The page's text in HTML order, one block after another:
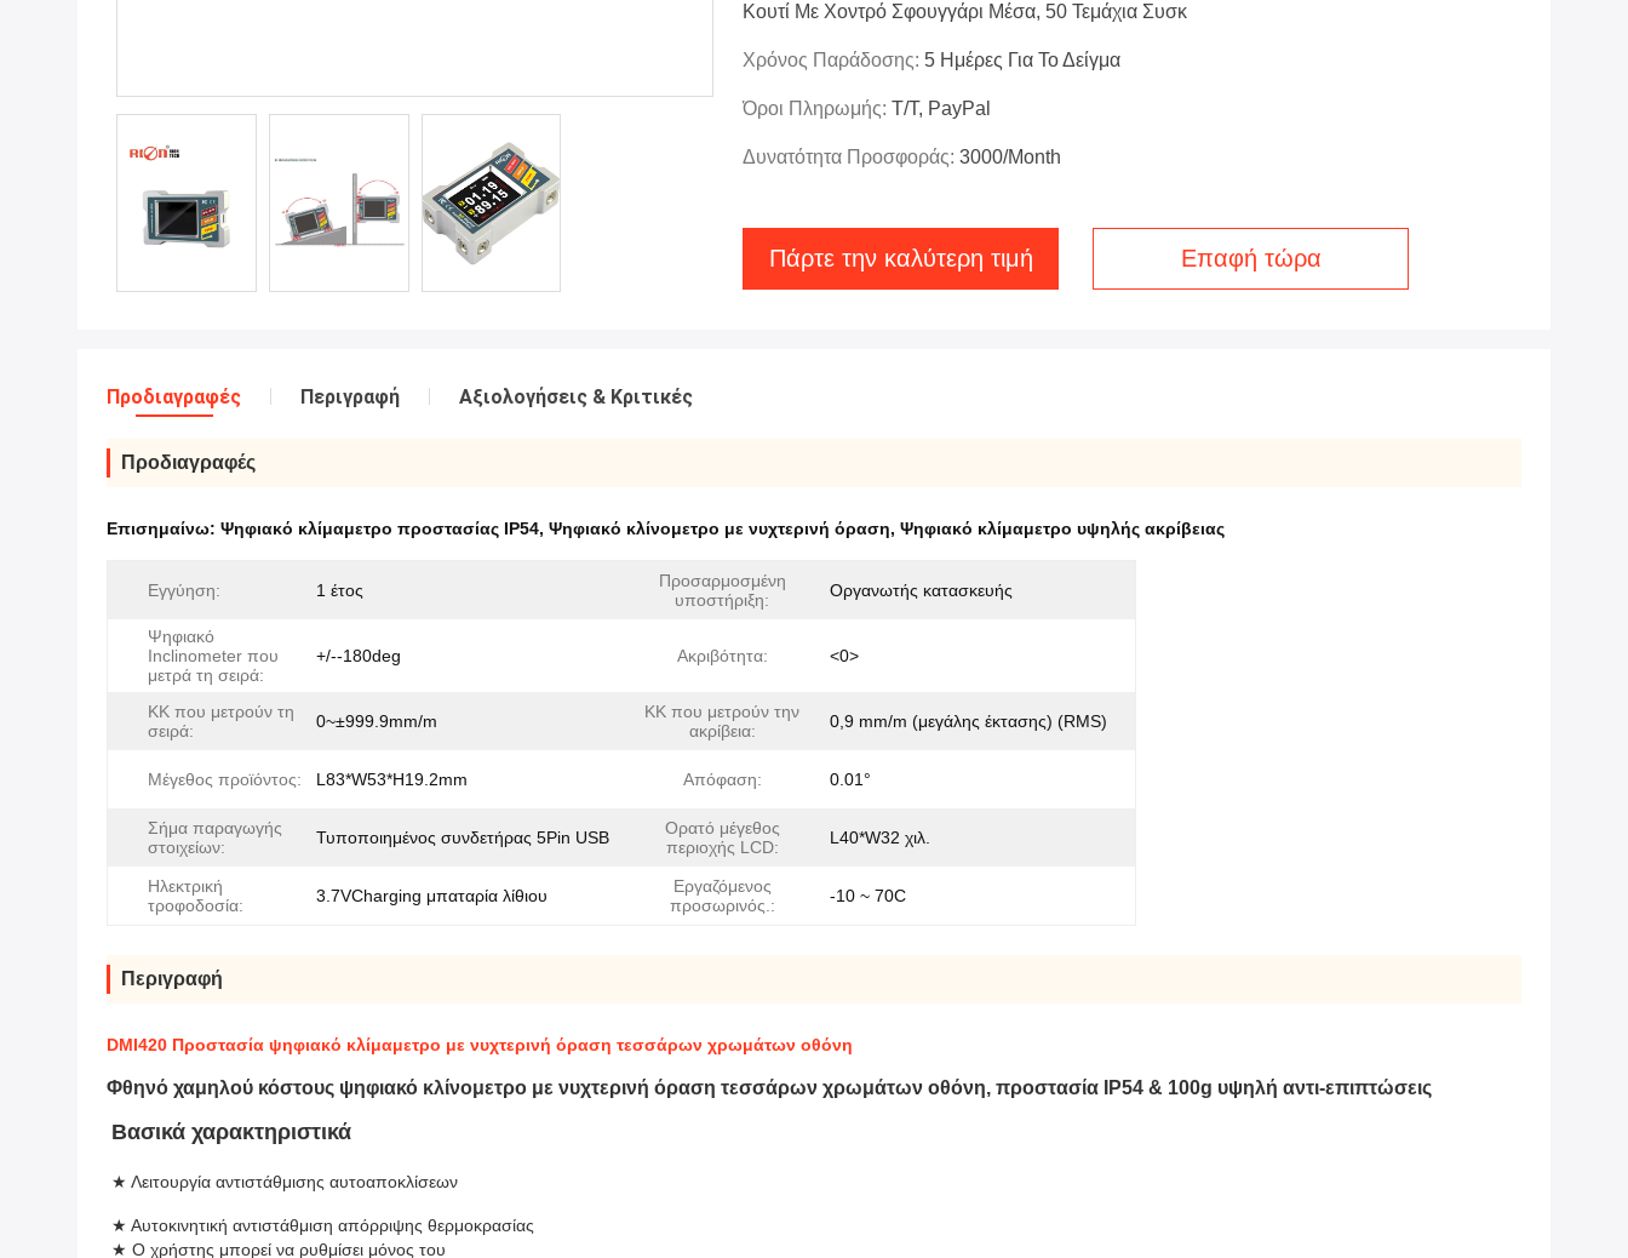
Κουτί Με Χοντρό Σφουγγάρι Μέσα, 50 Τεμάχια Συσκ
Χρόνος Παράδοσης: 5 Ημέρες Για Το Δείγμα
Όροι Πληρωμής: Τ/Τ, PayPal
Δυνατότητα Προσφοράς: 3000/month
Πάρτε την καλύτερη τιμή Επαφή τώρα
Προδιαγραφές Περιγραφή Αξιολογήσεις & Κριτικές
Προδιαγραφές
Επισημαίνω: Ψηφιακό κλίμαμετρο προστασίας IP54, Ψηφιακό κλίνομετρο με νυχτερινή όραση, Ψηφιακό κλίμαμετρο υψηλής ακρίβειας
Εγγύηση: 1 έτος
Προσαρμοσμένη
υποστήριξη:
Οργανωτής κατασκευής
Ψηφιακό
Inclinometer που
μετρά τη σειρά:
+/--180deg Ακριβότητα: <0>
ΚΚ που μετρούν τη
σειρά:
0~±999.9mm/m
ΚΚ που μετρούν την
ακρίβεια:
0,9 mm/m (μεγάλης έκτασης) (RMS)
Μέγεθος προϊόντος: L83*W53*H19.2mm Απόφαση: 0.01°
Σήμα παραγωγής
στοιχείων:
Τυποποιημένος συνδετήρας 5Pin USB
Ορατό μέγεθος
περιοχής LCD:
L40*W32 χιλ.
Ηλεκτρική
τροφοδοσία:
3.7VCharging μπαταρία λίθιου
Εργαζόμενος
προσωρινός.:
-10 ~ 70C
Περιγραφή
DMI420 Προστασία ψηφιακό κλίμαμετρο με νυχτερινή όραση τεσσάρων χρωμάτων οθόνη
Φθηνό χαμηλού κόστους ψηφιακό κλίνομετρο με νυχτερινή όραση τεσσάρων χρωμάτων οθόνη, προστασία IP54 & 100g υψηλή αντι-επιπτώσεις
Βασικά χαρακτηριστικά
★ Λειτουργία αντιστάθμισης αυτοαποκλίσεων
★ Αυτοκινητική αντιστάθμιση απόρριψης θερμοκρασίας
★ Ο χρήστης μπορεί να ρυθμίσει μόνος του